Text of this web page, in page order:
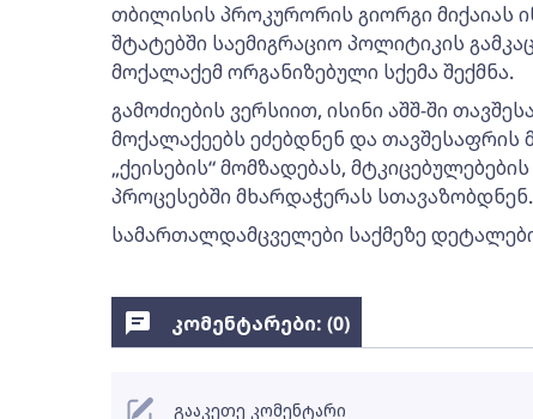
თბილისის პროკურორის გიორგი მიქაიას
შტატებში საემიგრაციო პოლიტიკის
მოქალაქემ ორგანიზებული სქემა შექმნა.
გამოძიების ვერსიით, ისინი აშშ-ში
მოქალაქეებს ეძებდნენ და თავშესაფრის
„ქეისების“ მომზადებას,
პროცესებში მხარდაჭერას სთავაზობდნენ.
სამართალდამცველები საქმეზე
კომენტარები: (0)
გააკეთე კომენტარი